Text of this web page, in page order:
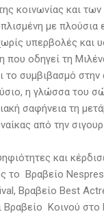
κοινωνίας και
με πλούσια
υπερβολές και
που οδηγεί τη
το συμβιβασμό
η γλώσσα του
σαφήνεια τη
από την
και
το Βραβείο
Βραβείο Best
Βραβείο Κοινού στο